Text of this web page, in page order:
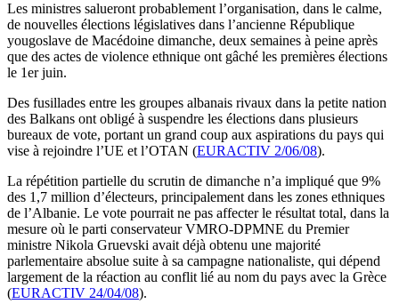
Les ministres salueront probablement l’organisation, dans le calme,
de nouvelles élections législatives dans l’ancienne République
yougoslave de Macédoine dimanche, deux semaines à peine après
que des actes de violence ethnique ont gâché les premières élections
le 1er juin.
Des fusillades entre les groupes albanais rivaux dans la petite nation
des Balkans ont obligé à suspendre les élections dans plusieurs
bureaux de vote, portant un grand coup aux aspirations du pays qui
vise à rejoindre l’UE et l’OTAN (EURACTIV 2/06/08).
La répétition partielle du scrutin de dimanche n’a impliqué que 9%
des 1,7 million d’électeurs, principalement dans les zones ethniques
de l’Albanie. Le vote pourrait ne pas affecter le résultat total, dans la
mesure où le parti conservateur VMRO-DPMNE du Premier
ministre Nikola Gruevski avait déjà obtenu une majorité
parlementaire absolue suite à sa campagne nationaliste, qui dépend
largement de la réaction au conflit lié au nom du pays avec la Grèce
(EURACTIV 24/04/08).